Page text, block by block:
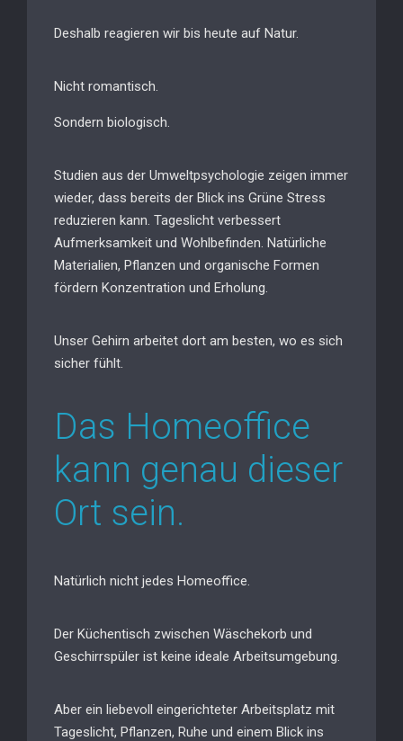
Deshalb reagieren wir bis heute auf Natur.
Nicht romantisch.
Sondern biologisch.
Studien aus der Umweltpsychologie zeigen immer
wieder, dass bereits der Blick ins Grüne Stress
reduzieren kann. Tageslicht verbessert
Aufmerksamkeit und Wohlbefinden. Natürliche
Materialien, Pflanzen und organische Formen
fördern Konzentration und Erholung.
Unser Gehirn arbeitet dort am besten, wo es sich
sicher fühlt.
Das Homeoffice
kann genau dieser
Ort sein.
Natürlich nicht jedes Homeoffice.
Der Küchentisch zwischen Wäschekorb und
Geschirrspüler ist keine ideale Arbeitsumgebung.
Aber ein liebevoll eingerichteter Arbeitsplatz mit
Tageslicht, Pflanzen, Ruhe und einem Blick ins